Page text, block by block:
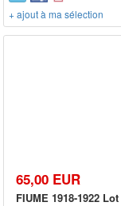
+ ajout à ma sélection
65,00 EUR
FIUME 1918-1922